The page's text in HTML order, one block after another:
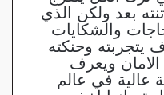
بعد ولكن الذي
والشكايات
يتجربته وحنكته
الامان ويعرف
عالية في عالم